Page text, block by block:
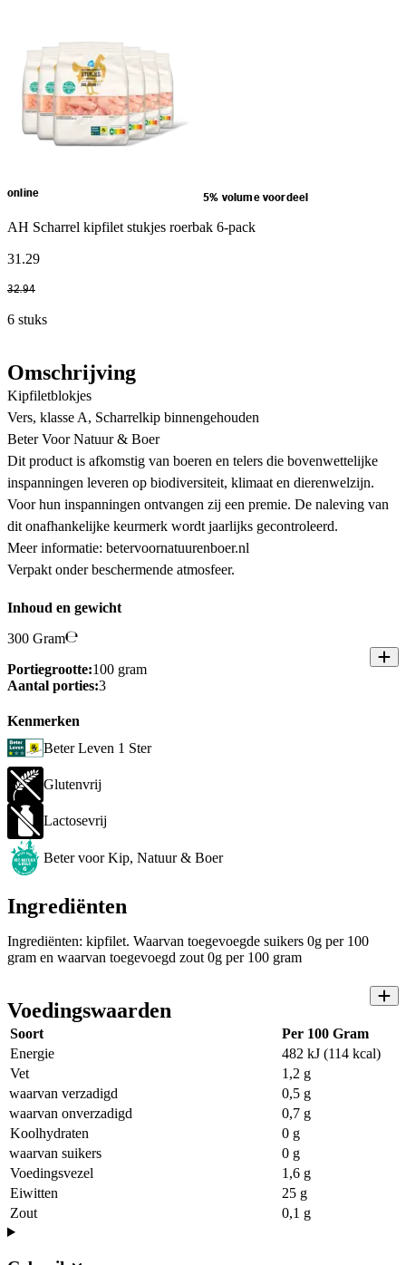
online 5% volume voordeel
AH Scharrel kipfilet stukjes roerbak 6-pack
31 .29
32.94
6 stuks
Omschrijving
Kipfiletblokjes
Vers, klasse A, Scharrelkip binnengehouden
Beter Voor Natuur & Boer
Dit product is afkomstig van boeren en telers die bovenwettelijke
inspanningen leveren op biodiversiteit, klimaat en dierenwelzijn.
Voor hun inspanningen ontvangen zij een premie. De naleving van
dit onafhankelijke keurmerk wordt jaarlijks gecontroleerd.
Meer informatie: betervoornatuurenboer.nl
Verpakt onder beschermende atmosfeer.
Inhoud en gewicht
300 Gram
Portiegrootte:100 gram
Aantal porties:3
Kenmerken
Beter Leven 1 Ster
Glutenvrij
Lactosevrij
Beter voor Kip, Natuur & Boer
Ingrediënten
Ingrediënten: kipfilet. Waarvan toegevoegde suikers 0g per 100
gram en waarvan toegevoegd zout 0g per 100 gram
Voedingswaarden
Soort
Per 100 Gram
Energie
482 kJ (114 kcal)
Vet
1,2 g
waarvan verzadigd
0,5 g
waarvan onverzadigd
0,7 g
Koolhydraten
0 g
waarvan suikers
0 g
Voedingsvezel
1,6 g
Eiwitten
25 g
Zout
0,1 g